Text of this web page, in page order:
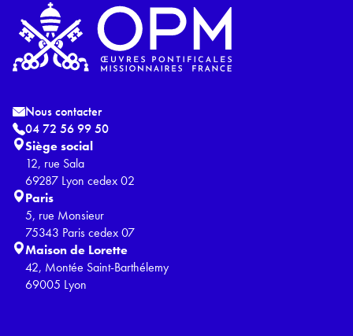
Nous contacter
04 72 56 99 50
Siège social
12, rue Sala
69287 Lyon cedex 02
Paris
5, rue Monsieur
75343 Paris cedex 07
Maison de Lorette
42, Montée Saint-Barthélemy
69005 Lyon